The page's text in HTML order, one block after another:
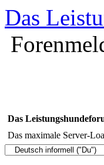
Das
Das
Das maximale Server-